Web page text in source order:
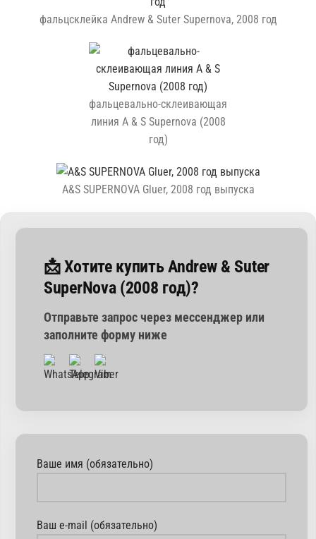
фальцсклейка Andrew & Suter Supernova, 2008 год
фальцевально-склеивающая
линия A & S Supernova (2008
год)
A&S SUPERNOVA Gluer, 2008 год выпуска
📩 Хотите купить Andrew & Suter
SuperNova (2008 год)?
Отправьте запрос через мессенджер или
заполните форму ниже
Ваше имя (обязательно)
Ваш e-mail (обязательно)